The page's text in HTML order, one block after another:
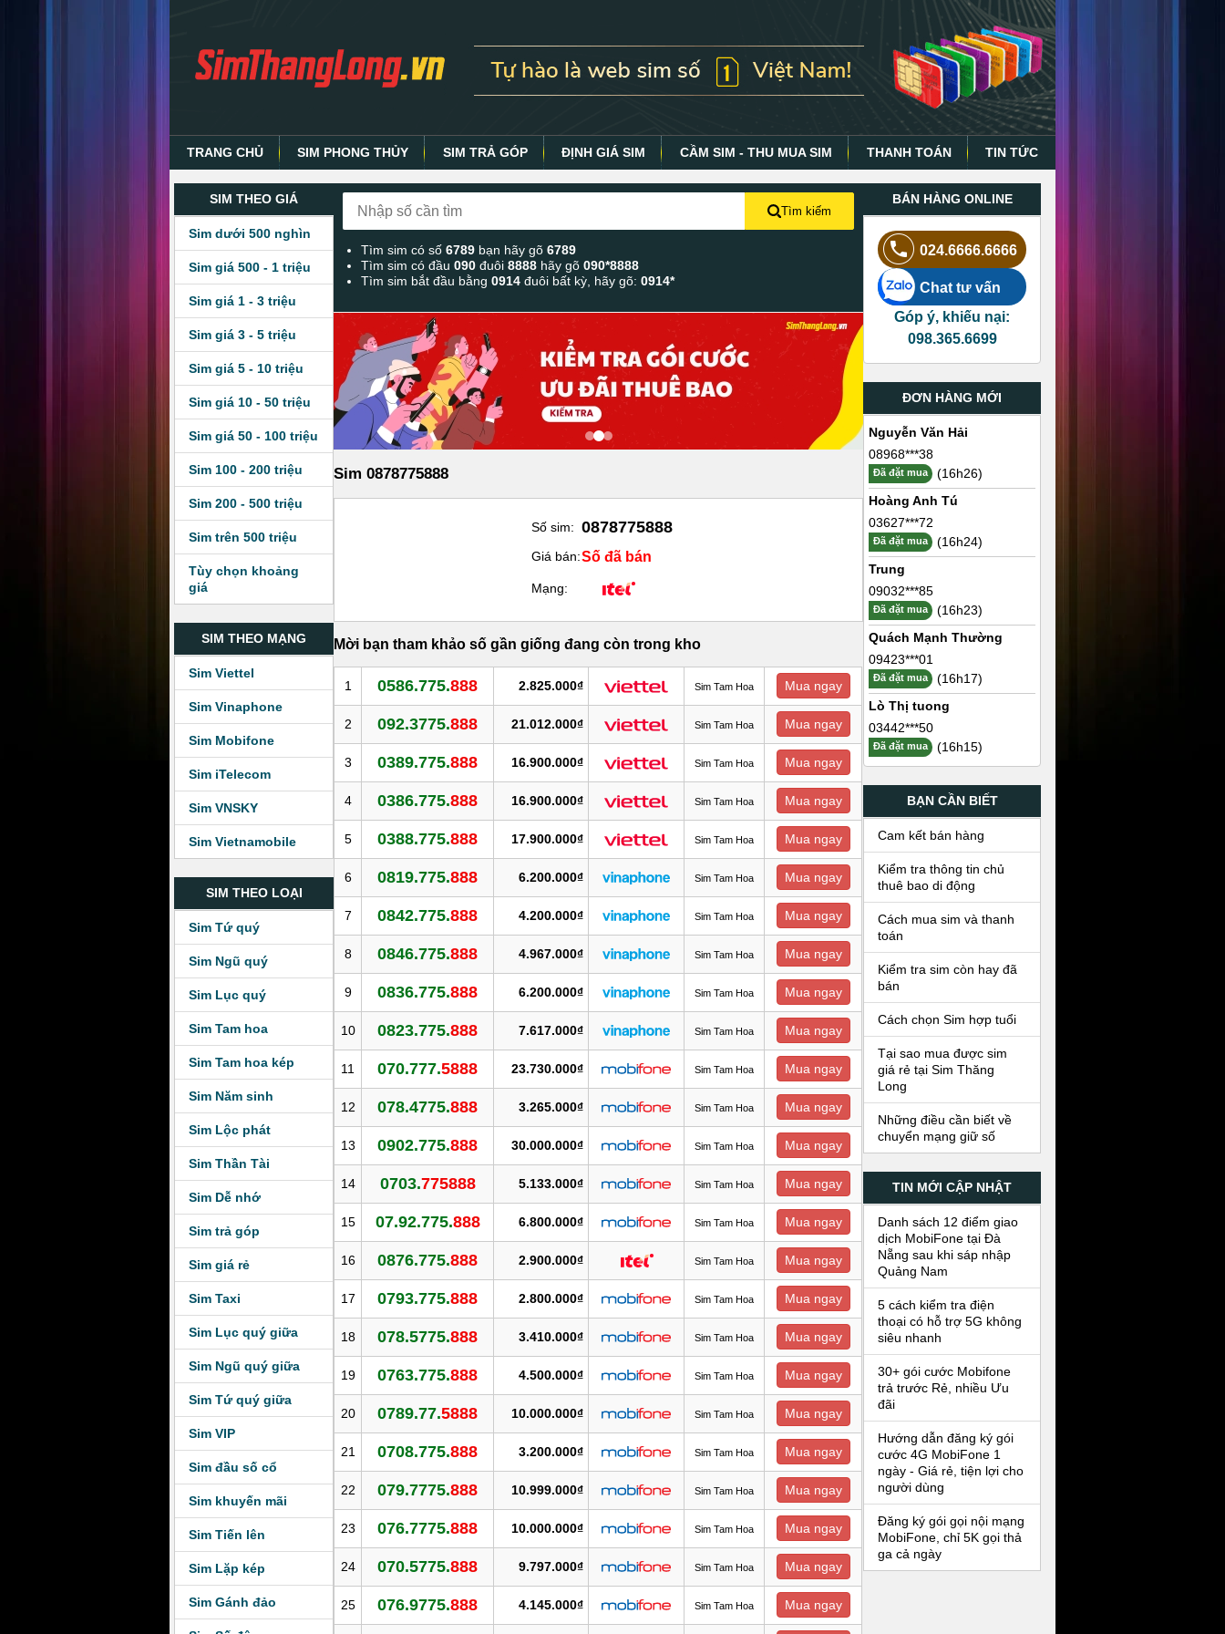
TRANG CHỦ SIM PHONG THỦY SIM TRẢ GÓP ĐỊNH GIÁ SIM CẦM SIM - THU MUA SIM THANH TOÁN TIN TỨC
SIM THEO GIÁ
Sim dưới 500 nghìn
Sim giá 500 - 1 triệu
Sim giá 1 - 3 triệu
Sim giá 3 - 5 triệu
Sim giá 5 - 10 triệu
Sim giá 10 - 50 triệu
Sim giá 50 - 100 triệu
Sim 100 - 200 triệu
Sim 200 - 500 triệu
Sim trên 500 triệu
Tùy chọn khoảng
giá
SIM THEO MẠNG
Sim Viettel
Sim Vinaphone
Sim Mobifone
Sim iTelecom
Sim VNSKY
Sim Vietnamobile
SIM THEO LOẠI
Sim Tứ quý
Sim Ngũ quý
Sim Lục quý
Sim Tam hoa
Sim Tam hoa kép
Sim Năm sinh
Sim Lộc phát
Sim Thần Tài
Sim Dễ nhớ
Sim trả góp
Sim giá rẻ
Sim Taxi
Sim Lục quý giữa
Sim Ngũ quý giữa
Sim Tứ quý giữa
Sim VIP
Sim đầu số cổ
Sim khuyến mãi
Sim Tiến lên
Sim Lặp kép
Sim Gánh đảo
Tìm kiếm
Tìm sim có số6789 bạn hãy gõ6789
Tìm sim có đầu090đuôi8888 hãy gõ090*8888
Tìm sim bắt đầu bằng0914 đuôi bất kỳ, hãy gõ:0914*
Sim 0878775888
Số sim: 0878775888
Giá bán:Số đã bán
Mạng:
Mời bạn tham khảo số gần giống đang còn trong kho
1 0586.775.888 2.825.000₫ Sim Tam Hoa Mua ngay
2 092.3775.888 21.012.000₫ Sim Tam Hoa Mua ngay
3 0389.775.888 16.900.000₫ Sim Tam Hoa Mua ngay
4 0386.775.888 16.900.000₫ Sim Tam Hoa Mua ngay
5 0388.775.888 17.900.000₫ Sim Tam Hoa Mua ngay
6 0819.775.888 6.200.000₫ Sim Tam Hoa Mua ngay
7 0842.775.888 4.200.000₫ Sim Tam Hoa Mua ngay
8 0846.775.888 4.967.000₫ Sim Tam Hoa Mua ngay
9 0836.775.888 6.200.000₫ Sim Tam Hoa Mua ngay
10 0823.775.888 7.617.000₫ Sim Tam Hoa Mua ngay
11 070.777.5888 23.730.000₫ Sim Tam Hoa Mua ngay
12 078.4775.888 3.265.000₫ Sim Tam Hoa Mua ngay
13 0902.775.888 30.000.000₫ Sim Tam Hoa Mua ngay
14 0703.775888 5.133.000₫ Sim Tam Hoa Mua ngay
15 07.92.775.888 6.800.000₫ Sim Tam Hoa Mua ngay
16 0876.775.888 2.900.000₫ Sim Tam Hoa Mua ngay
17 0793.775.888 2.800.000₫ Sim Tam Hoa Mua ngay
18 078.5775.888 3.410.000₫ Sim Tam Hoa Mua ngay
19 0763.775.888 4.500.000₫ Sim Tam Hoa Mua ngay
20 0789.77.5888 10.000.000₫ Sim Tam Hoa Mua ngay
21 0708.775.888 3.200.000₫ Sim Tam Hoa Mua ngay
22 079.7775.888 10.999.000₫ Sim Tam Hoa Mua ngay
23 076.7775.888 10.000.000₫ Sim Tam Hoa Mua ngay
24 070.5775.888 9.797.000₫ Sim Tam Hoa Mua ngay
25 076.9775.888 4.145.000₫ Sim Tam Hoa Mua ngay
BÁN HÀNG ONLINE
024.6666.6666
Chat tư vấn
Góp ý, khiếu nại:
098.365.6699
ĐƠN HÀNG MỚI
Nguyễn Văn Hải
08968***38
Đã đặt mua
(16h26)
Hoàng Anh Tú
03627***72
Đã đặt mua
(16h24)
Trung
09032***85
Đã đặt mua
(16h23)
Quách Mạnh Thường
09423***01
Đã đặt mua
(16h17)
Lò Thị tuong
03442***50
Đã đặt mua (16h15)
BẠN CẦN BIẾT
Cam kết bán hàng
Kiểm tra thông tin chủ
thuê bao di động
Cách mua sim và thanh
toán
Kiểm tra sim còn hay đã
bán
Cách chọn Sim hợp tuổi
Tại sao mua được sim
giá rẻ tại Sim Thăng
Long
Những điều cần biết về
chuyển mạng giữ số
TIN MỚI CẬP NHẬT
Danh sách 12 điểm giao
dịch MobiFone tại Đà
Nẵng sau khi sáp nhập
Quảng Nam
5 cách kiểm tra điện
thoại có hỗ trợ 5G không
siêu nhanh
30+ gói cước Mobifone
trả trước Rẻ, nhiều Ưu
đãi
Hướng dẫn đăng ký gói
cước 4G MobiFone 1
ngày - Giá rẻ, tiện lợi cho
người dùng
Đăng ký gói gọi nội mạng
MobiFone, chỉ 5K gọi thả
ga cả ngày